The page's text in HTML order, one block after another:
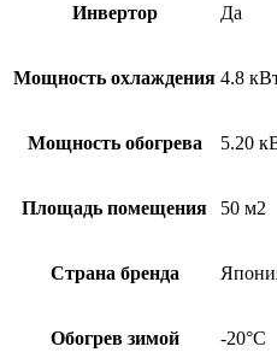
Инвертор Да
Мощность охлаждения 4.8
Мощность обогрева 5.20
Площадь помещения 50 м2
Страна бренда
Обогрев зимой -20°С